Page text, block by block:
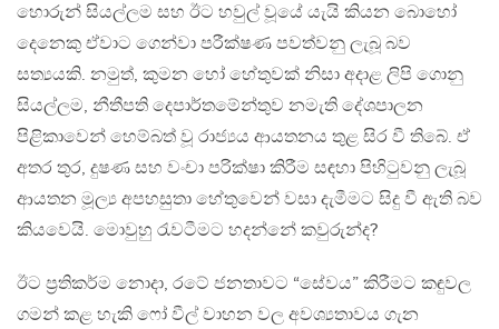
හොරුන් සියල්ලම සහ ඊට හවුල් වූයේ යැයි කියන බොහෝ
දෙනෙකු ඒවාට ගෙන්වා පරීක්ෂණ පවත්වනු ලැබූ බව
සත්‍යයකි. නමුත්, කුමන හෝ හේතුවක් නිසා අදාළ ලිපි ගොනු
සියල්ලම, නීතීපති දෙපාර්තමේන්තුව නමැති දේශපාලන
පිළිකාවෙන් හෙම්බත් වූ රාජ්‍යය ආයතනය තුළ සිර වී තිබේ. ඒ
අතර තුර, දුෂණ සහ වංචා පරික්ෂා කිරීම සඳහා පිහිටුවනු ලැබූ
ආයතන මූල්‍ය අපහසුතා හේතුවෙන් වසා දැමීමට සිදු වී ඇති බව
කියවෙයි. මොවුහු රැවටීමට හදන්නේ කවුරුන්ද?
ඊට ප්‍රතිකර්ම නොදා, රටේ ජනතාවට “සේවය” කිරීමට කඳුවල
ගමන් කළ හැකි ෆෝ වීල් වාහන වල අවශ්‍යතාවය ගැන